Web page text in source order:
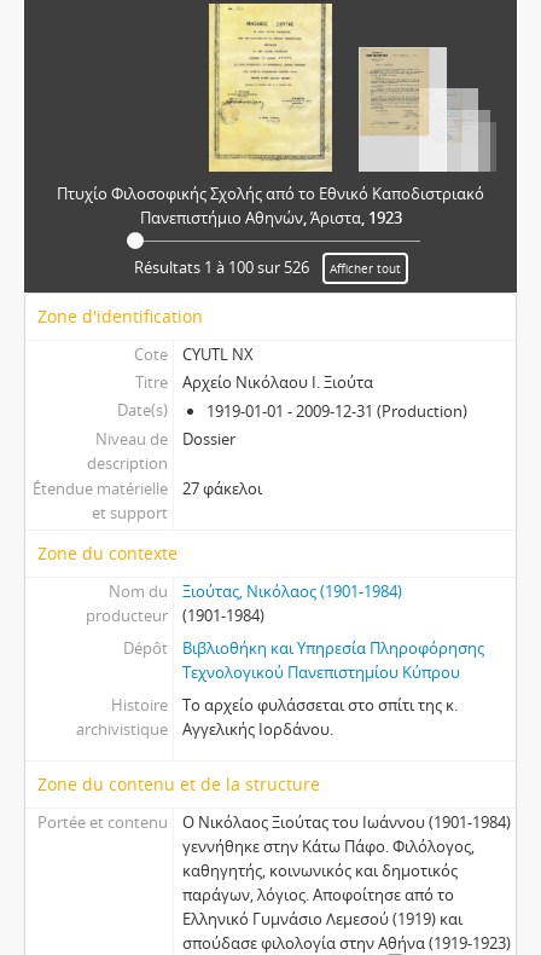
Πτυχίο Φιλοσοφικής Σχολής από το Εθνικό Καποδιστριακό
Πανεπιστήμιο Αθηνών, Άριστα, 1923
Résultats 1 à 100 sur 526 Afficher tout
Zone d'identification
Cote
CYUTL NX
Titre
Αρχείο Νικόλαου Ι. Ξιούτα
Date(s)
1919-01-01 - 2009-12-31 (Production)
Niveau de
description
Dossier
Étendue matérielle
et support
27 φάκελοι
Zone du contexte
Nom du
producteur
Ξιούτας, Νικόλαος (1901-1984)
(1901-1984)
Dépôt
Βιβλιοθήκη και Υπηρεσία Πληροφόρησης
Τεχνολογικού Πανεπιστημίου Κύπρου
Histoire
archivistique
Το αρχείο φυλάσσεται στο σπίτι της κ.
Αγγελικής Ιορδάνου.
Zone du contenu et de la structure
Portée et contenu
Ο Νικόλαος Ξιούτας του Ιωάννου (1901-1984)
γεννήθηκε στην Κάτω Πάφο. Φιλόλογος,
καθηγητής, κοινωνικός και δημοτικός
παράγων, λόγιος. Αποφοίτησε από το
Ελληνικό Γυμνάσιο Λεμεσού (1919) και
σπούδασε φιλολογία στην Αθήνα (1919-1923)